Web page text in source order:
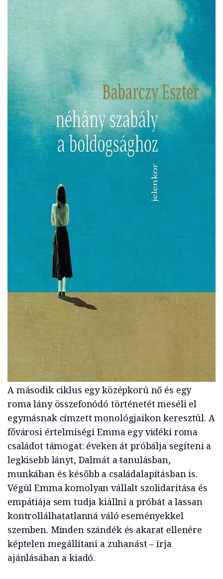
A második ciklus egy középkorú nő és egy
roma lány összefonódó történetét meséli el
egymásnak címzett monológjaikon keresztül. A
fővárosi értelmiségi Emma egy vidéki roma
családot támogat: éveken át próbálja segíteni a
legkisebb lányt, Dalmát a tanulásban,
munkában és később a családalapításban is.
Végül Emma komolyan vállalt szolidaritása és
empátiája sem tudja kiállni a próbát a lassan
kontrollálhatatlanná váló eseményekkel
szemben. Minden szándék és akarat ellenére
képtelen megállítani a zuhanást – írja
ajánlásában a kiadó.